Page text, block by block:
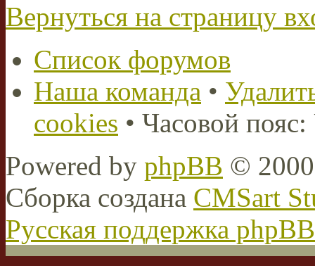
Вернуться на страницу
Список форумов
Наша команда •
cookies • Часовой
Powered by phpBB ©
Сборка создана CMSart
Русская поддержка phpBB